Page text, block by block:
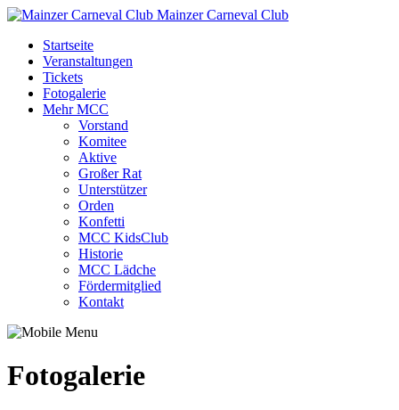
Mainzer Carneval Club
Startseite
Veranstaltungen
Tickets
Fotogalerie
Mehr MCC
Vorstand
Komitee
Aktive
Großer Rat
Unterstützer
Orden
Konfetti
MCC KidsClub
Historie
MCC Lädche
Fördermitglied
Kontakt
Fotogalerie